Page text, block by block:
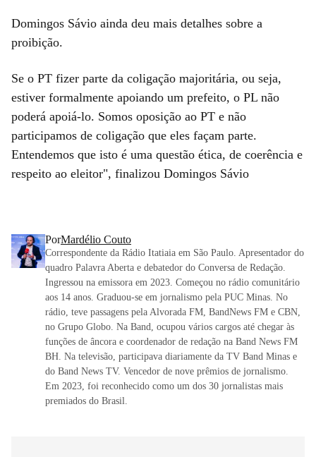
Domingos Sávio ainda deu mais detalhes sobre a
proibição.
Se o PT fizer parte da coligação majoritária, ou seja,
estiver formalmente apoiando um prefeito, o PL não
poderá apoiá-lo. Somos oposição ao PT e não
participamos de coligação que eles façam parte.
Entendemos que isto é uma questão ética, de coerência e
respeito ao eleitor", finalizou Domingos Sávio
PorMardélio Couto
Correspondente da Rádio Itatiaia em São Paulo. Apresentador do
quadro Palavra Aberta e debatedor do Conversa de Redação.
Ingressou na emissora em 2023. Começou no rádio comunitário
aos 14 anos. Graduou-se em jornalismo pela PUC Minas. No
rádio, teve passagens pela Alvorada FM, BandNews FM e CBN,
no Grupo Globo. Na Band, ocupou vários cargos até chegar às
funções de âncora e coordenador de redação na Band News FM
BH. Na televisão, participava diariamente da TV Band Minas e
do Band News TV. Vencedor de nove prêmios de jornalismo.
Em 2023, foi reconhecido como um dos 30 jornalistas mais
premiados do Brasil.